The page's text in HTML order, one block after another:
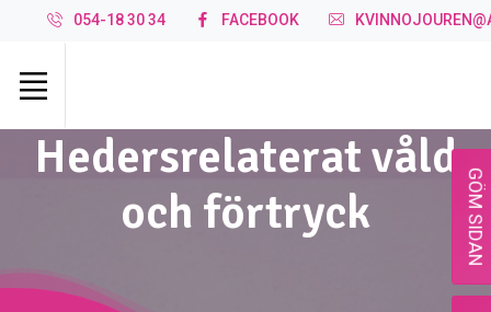
054-18 30 34 FACEBOOK
Hedersrelaterat våld
och förtryck
GÖM SIDAN